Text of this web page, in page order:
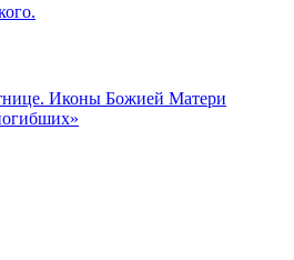
Иконы Божией Матери